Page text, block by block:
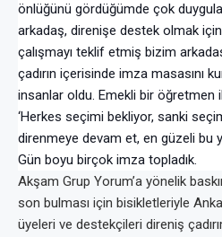
önlüğünü gördüğümde çok
arkadaş, direnişe destek olmak
çalışmayı teklif etmiş bizim
çadırın içerisinde imza masasını
insanlar oldu. Emekli bir öğretmen
‘Herkes seçimi bekliyor, sanki
direnmeye devam et, en güzeli bu
Gün boyu birçok imza topladık.
Akşam Grup Yorum’a yönelik
son bulması için bisikletleriyle
üyeleri ve destekçileri direniş